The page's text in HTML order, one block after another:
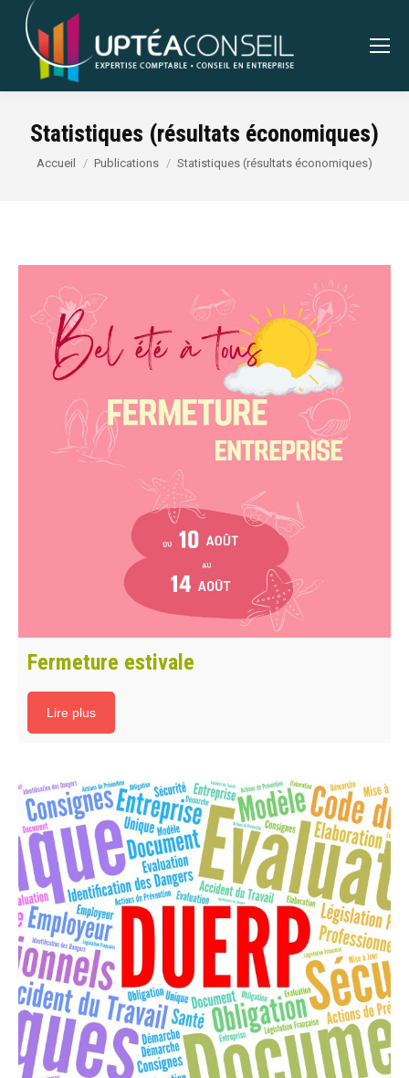
Statistiques (résultats économiques)
Vous êtes ici :
Accueil Publications Statistiques (résultats économiques)
Fermeture estivale
Lire plus